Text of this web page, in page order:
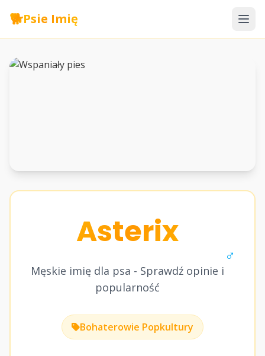
🐕Psie Imię
Asterix
Męskie imię dla psa - Sprawdź opinie i
popularność
♂
Bohaterowie Popkultury